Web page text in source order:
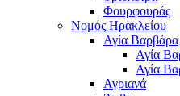
Φουρφουράς
Νομός Ηρακλείου
Αγία Βαρβάρα
Αγία
Αγία
Αγριανά